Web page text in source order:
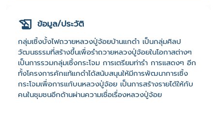
ข้อมูล/ประวัติ
กลุ่มเซิ้งบั้งไฟถวายหลวงปู่จ้อยบ้านแกดำ เป็นกลุ่มศิลป
วัฒนธรรมที่สร้างขึ้นเพื่อรำถวายหลวงปู่จ้อยในโอกาสต่างๆ
เป็นการรวมกลุ่มเซิ้งกระโจม การเตรียมท่ารำ การแสดงๆ อีก
ทั้งโครงการคักแท้แกดำได้สนับสนุนให้มีการพัฒนาการเซิ้ง
กระโจมเพื่อการแก้บนหลวงปู่จ้อย เป็นการสร้างรายได้ให้กับ
คนในชุมชนอีกด้านผ่านความเชื่อเรื่องหลวงปู่จ้อย